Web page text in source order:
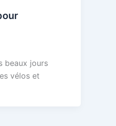
beaux jours
vélos et